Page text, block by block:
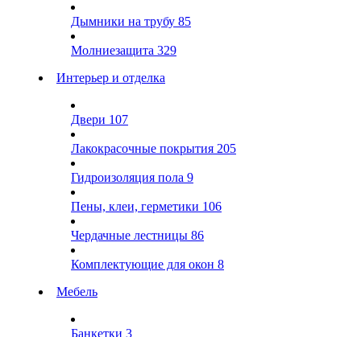
Дымники на трубу 85
Молниезащита 329
Интерьер и отделка
Двери 107
Лакокрасочные покрытия 205
Гидроизоляция пола 9
Пены, клеи, герметики 106
Чердачные лестницы 86
Комплектующие для окон 8
Мебель
Банкетки 3